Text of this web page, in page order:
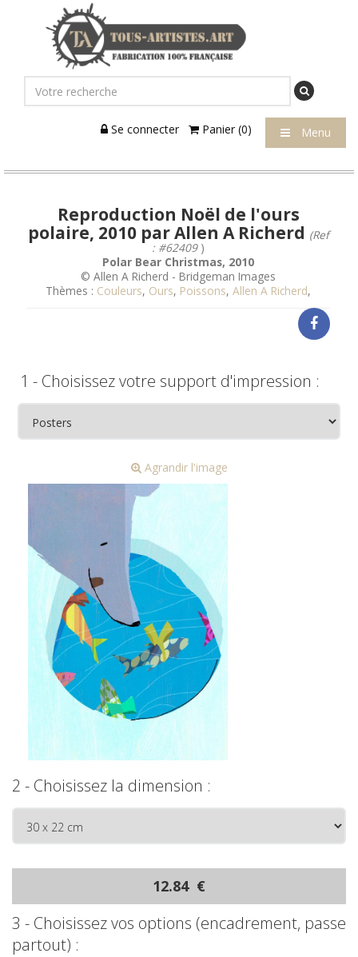
Se connecter Panier (0) Menu
Reproduction Noël de l'ours
polaire, 2010 par Allen A Richerd (Ref
: #62409)
Polar Bear Christmas, 2010
© Allen A Richerd - Bridgeman Images
Thèmes : Couleurs, Ours, Poissons, Allen A Richerd,
1 - Choisissez votre support d'impression :
Agrandir l'image
2 - Choisissez la dimension :
12.84 €
3 - Choisissez vos options (encadrement, passe
partout) :